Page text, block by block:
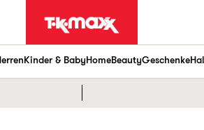
Kinder & BabyHomeBeautyGeschenke